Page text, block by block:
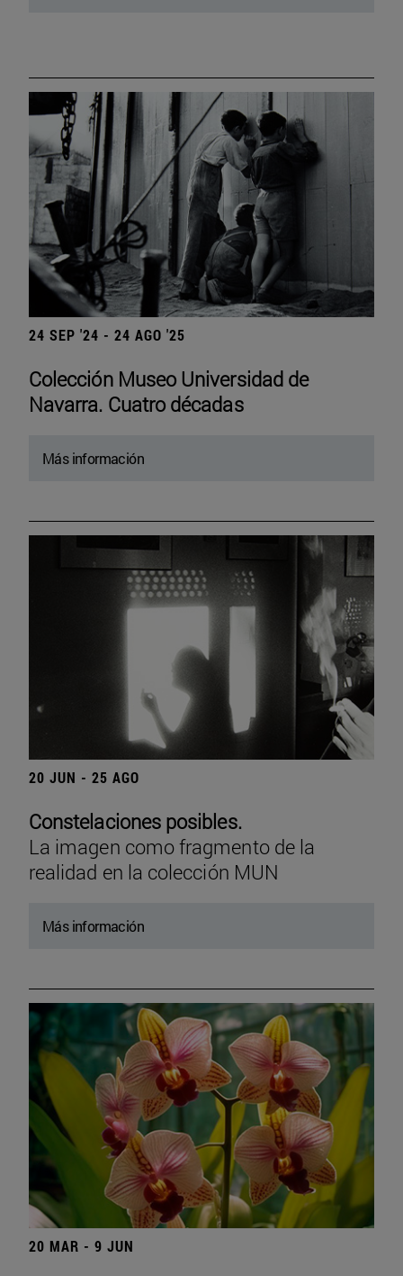
24 SEP '24 - 24 AGO '25
Colección Museo Universidad de
Navarra. Cuatro décadas
Más información
20 JUN - 25 AGO
Constelaciones posibles.
La imagen como fragmento de la
realidad en la colección MUN
Más información
20 MAR - 9 JUN